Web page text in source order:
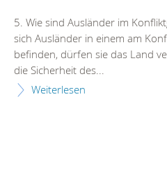
5. Wie sind Ausländer im
sich Ausländer in einem am
befinden, dürfen sie das Land
die Sicherheit des...
Weiterlesen